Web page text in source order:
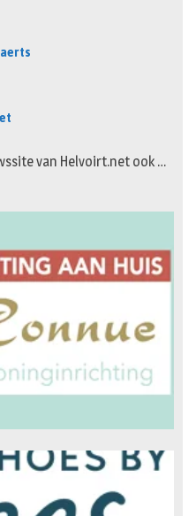
van Helvoirt.net ook …